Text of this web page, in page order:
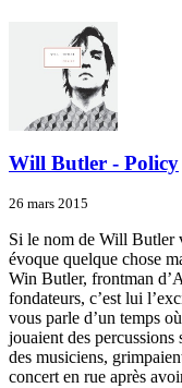
Will Butler - Policy
26 mars 2015
Si le nom de Will Butler
évoque quelque chose
Win Butler, frontman
fondateurs, c’est lui
vous parle d’un temps
jouaient des percussions
des musiciens,
concert en rue après